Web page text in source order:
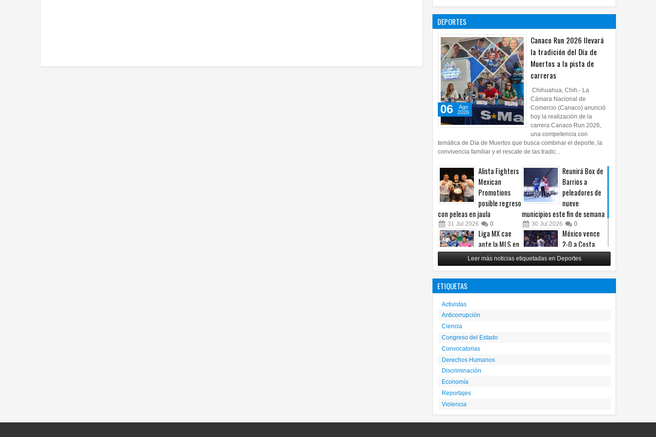
taller de mini
DEPORTES
Canaco Run 2026 llevará
la tradición del Día de
Muertos a la pista de
carreras
06
Ago
2026
Chihuahua, Chih.- La
Cámara Nacional de
Comercio (Canaco) anunció
hoy la realización de la
carrera Canaco Run 2026,
una competencia con
temática de Día de Muertos que busca combinar el deporte, la
convivencia familiar y el rescate de las tradic...
Alista Fighters
Mexican
Promotions
posible regreso
con peleas en jaula
31 Jul 2026 0
Reunirá Box de
Barrios a
peleadores de
nueve
municipios este fin de semana
30 Jul 2026 0
Liga MX cae
ante la MLS en
un intenso
Juego de
Estrellas
29 Jul 2026
México vence
2-0 a Costa
Rica y avanza a
cuartos del
Premundial Sub-20
Leer más noticias etiquetadas en Deportes
ETIQUETAS
Activistas
Anticorrupción
Ciencia
Congreso del Estado
Convocatorias
Derechos Humanos
Discriminación
Economía
Reportajes
Violencia